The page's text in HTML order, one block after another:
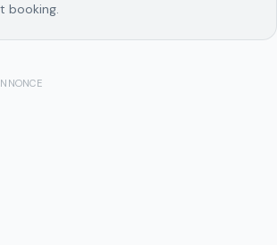
booking.